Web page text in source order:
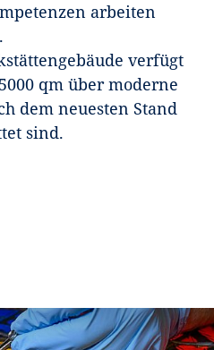
arbeiten
verfügt
qm über moderne
dem neuesten Stand
sind.